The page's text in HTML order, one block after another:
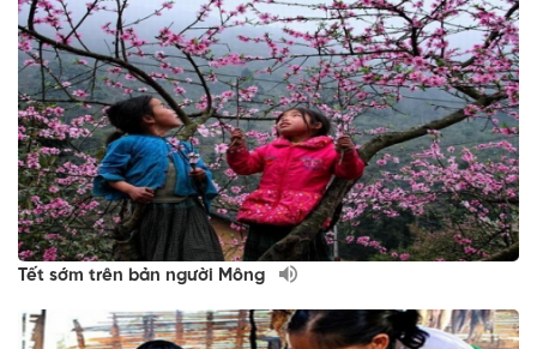
Tết sớm trên bản người Mông